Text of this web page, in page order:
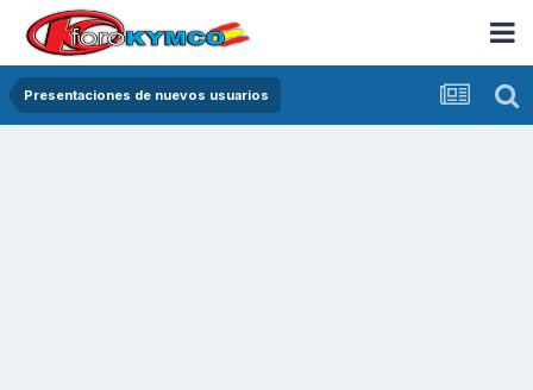
Presentaciones de nuevos usuarios